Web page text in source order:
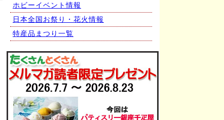
ホビーイベント情報
日本全国お祭り・花火情報
特産品まつり一覧